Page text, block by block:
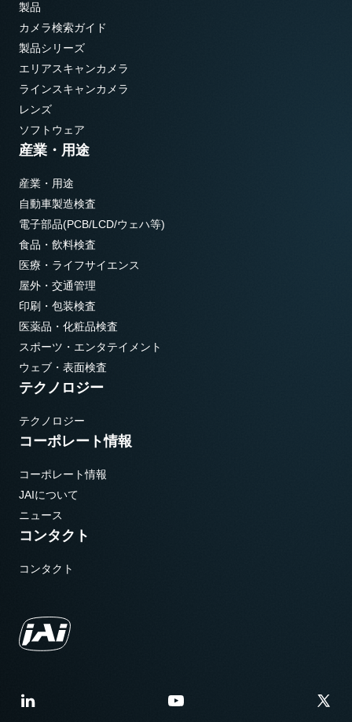
製品
カメラ検索ガイド
製品シリーズ
エリアスキャンカメラ
ラインスキャンカメラ
レンズ
ソフトウェア
産業・用途
産業・用途
自動車製造検査
電子部品(PCB/LCD/ウェハ等)
食品・飲料検査
医療・ライフサイエンス
屋外・交通管理
印刷・包装検査
医薬品・化粧品検査
スポーツ・エンタテイメント
ウェブ・表面検査
テクノロジー
テクノロジー
コーポレート情報
コーポレート情報
JAIについて
ニュース
コンタクト
コンタクト